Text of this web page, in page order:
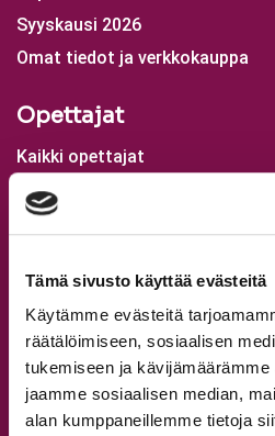
Tämä sivusto käyttää evästeitä
Käytämme evästeitä
räätälöimiseen, sosiaalisen
tukemiseen ja
jaamme sosiaalisen median,
alan kumppaneillemme tietoja
Syyskausi 2026
Omat tiedot ja verkkokauppa
Opettajat
Kaikki opettajat
Tervetuloa StepUp
Nuorten tanssitunnit
Lasten tanssitunnit
Rekisteröidy
Ilmoittaudu
Usein kysyttyä